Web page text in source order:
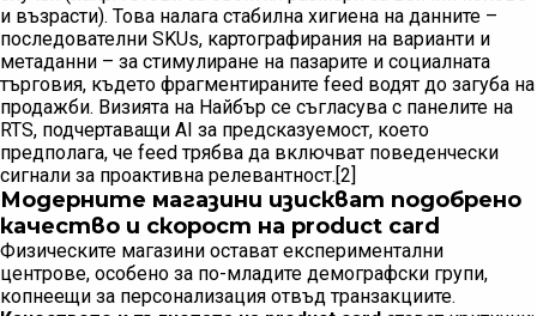
и възрасти). Това налага стабилна хигиена на данните –
последователни SKUs, картографирания на варианти и
метаданни – за стимулиране на пазарите и социалната
търговия, където фрагментираните feed водят до загуба на
продажби. Визията на Найбър се съгласува с панелите на
RTS, подчертаващи AI за предсказуемост, което
предполага, че feed трябва да включват поведенчески
сигнали за проактивна релевантност.[2]
Модерните магазини изискват подобрено
качество и скорост на product card
Физическите магазини остават експериментални
центрове, особено за по-младите демографски групи,
копнеещи за персонализация отвъд транзакциите.